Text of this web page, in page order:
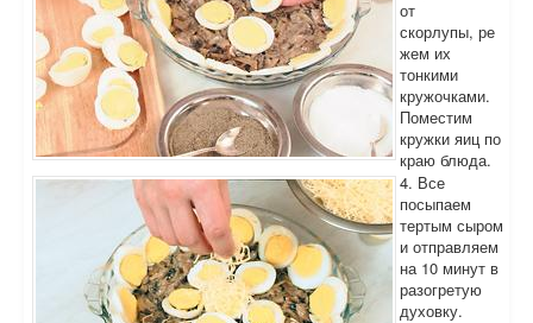
от
скорлупы, ре
жем их
тонкими
кружочками.
Поместим
кружки яиц по
краю блюда.
4. Все
посыпаем
тертым сыром
и отправляем
на 10 минут в
разогретую
духовку.